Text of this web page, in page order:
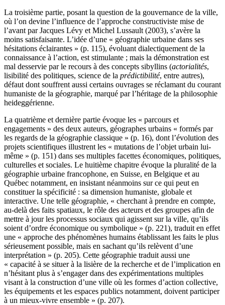
La troisième partie, posant la question de la gouvernance de la ville,
où l’on devine l’influence de l’approche constructiviste mise de
l’avant par Jacques Lévy et Michel Lussault (2003), s’avère la
moins satisfaisante. L’idée d’une « géographie urbaine dans ses
hésitations éclairantes » (p. 115), évoluant dialectiquement de la
connaissance à l’action, est stimulante ; mais la démonstration est
mal desservie par le recours à des concepts sibyllins (actorialités,
lisibilité des politiques, science de la prédictibilité, entre autres),
défaut dont souffrent aussi certains ouvrages se réclamant du courant
humaniste de la géographie, marqué par l’héritage de la philosophie
heideggérienne.
La quatrième et dernière partie évoque les « parcours et
engagements » des deux auteurs, géographes urbains « formés par
les regards de la géographie classique » (p. 16), dont l’évolution des
projets scientifiques illustrent les « mutations de l’objet urbain lui-
même » (p. 151) dans ses multiples facettes économiques, politiques,
culturelles et sociales. Le huitième chapitre évoque la pluralité de la
géographie urbaine francophone, en Suisse, en Belgique et au
Québec notamment, en insistant néanmoins sur ce qui peut en
constituer la spécificité : sa dimension humaniste, globale et
interactive. Une telle géographie, « cherchant à prendre en compte,
au-delà des faits spatiaux, le rôle des acteurs et des groupes afin de
mettre à jour les processus sociaux qui agissent sur la ville, qu’ils
soient d’ordre économique ou symbolique » (p. 221), traduit en effet
une « approche des phénomènes humains établissant les faits le plus
sérieusement possible, mais en sachant qu’ils relèvent d’une
interprétation » (p. 205). Cette géographie traduit aussi une
« capacité à se situer à la lisière de la recherche et de l’implication en
n’hésitant plus à s’engager dans des expérimentations multiples
visant à la construction d’une ville où les formes d’action collective,
les équipements et les espaces publics notamment, doivent participer
à un mieux-vivre ensemble » (p. 207).